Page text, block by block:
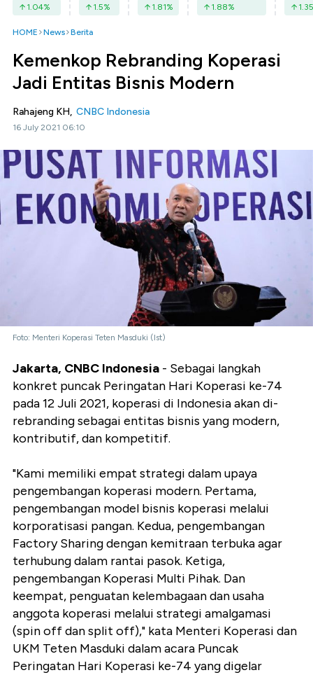
1.04% 1.5% 1.81% 1.88% 1.35
HOME News Berita
Kemenkop Rebranding Koperasi
Jadi Entitas Bisnis Modern
Rahajeng KH, CNBC Indonesia
16 July 2021 06:10
Foto: Menteri Koperasi Teten Masduki (Ist)
Jakarta, CNBC Indonesia - Sebagai langkah
konkret puncak Peringatan Hari Koperasi ke-74
pada 12 Juli 2021, koperasi di Indonesia akan di-
rebranding sebagai entitas bisnis yang modern,
kontributif, dan kompetitif.
"Kami memiliki empat strategi dalam upaya
pengembangan koperasi modern. Pertama,
pengembangan model bisnis koperasi melalui
korporatisasi pangan. Kedua, pengembangan
Factory Sharing dengan kemitraan terbuka agar
terhubung dalam rantai pasok. Ketiga,
pengembangan Koperasi Multi Pihak. Dan
keempat, penguatan kelembagaan dan usaha
anggota koperasi melalui strategi amalgamasi
(spin off dan split off)," kata Menteri Koperasi dan
UKM Teten Masduki dalam acara Puncak
Peringatan Hari Koperasi ke-74 yang digelar